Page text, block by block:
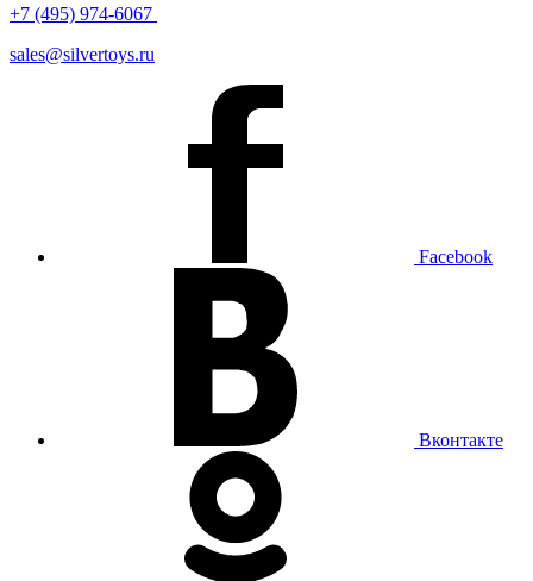
+7 (495) 974-6067
sales@silvertoys.ru
Facebook
Вконтакте